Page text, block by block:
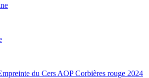
du Cers AOP Corbières rouge 2024